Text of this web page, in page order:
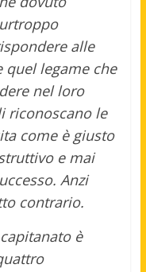
alle
quel legame che
nel loro
riconoscano le
come è giusto
e mai
Anzi
contrario.
è